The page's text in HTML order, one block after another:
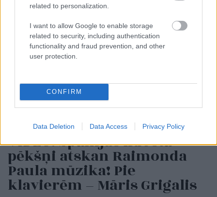
related to personalization.
I want to allow Google to enable storage
related to security, including authentication
functionality and fraud prevention, and other
user protection.
CONFIRM
Data Deletion Data Access Privacy Policy
VIDEO. Spānijas lidostā
pēkšņi atskan Raimonda
Paula mūzika! Pie
klavierēm – Māris Grigalis